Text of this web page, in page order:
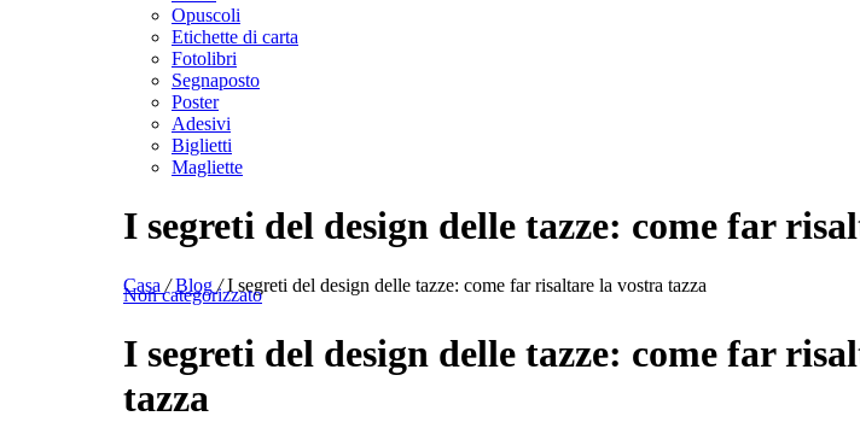
Opuscoli
Etichette di carta
Fotolibri
Segnaposto
Poster
Adesivi
Biglietti
Magliette
I segreti del design delle tazze: come far
Casa /Blog /I segreti del design delle tazze: come far risaltare la vostra tazza
Non categorizzato
I segreti del design delle tazze: come far
tazza